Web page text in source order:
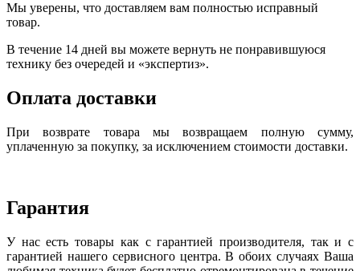
Мы уверены, что доставляем вам полностью исправный
товар.
В течение 14 дней вы можете вернуть не понравившуюся
технику без очередей и «экспертиз».
Оплата доставки
При возврате товара мы возвращаем полную сумму,
уплаченную за покупку, за исключением стоимости доставки.
Гарантия
У нас есть товары как с гарантией производителя, так и с
гарантией нашего сервисного центра. В обоих случаях Ваша